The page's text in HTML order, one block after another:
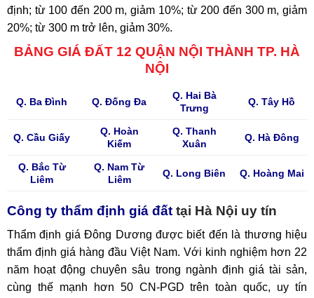
định; từ 100 đến 200 m, giảm 10%; từ 200 đến 300 m, giảm
20%; từ 300 m trở lên, giảm 30%.
BẢNG GIÁ ĐẤT 12 QUẬN NỘI THÀNH TP. HÀ
NỘI
Q. Ba Đình Q. Đống Đa
Q. Hai Bà
Trưng
Q. Tây Hồ
Q. Cầu Giấy
Q. Hoàn
Kiếm
Q. Thanh
Xuân
Q. Hà Đông
Q. Bắc Từ
Liêm
Q. Nam Từ
Liêm
Q. Long Biên Q. Hoàng Mai
Công ty thẩm định giá đấttại Hà Nội uy tín
Thẩm định giá Đông Dương được biết đến là thương hiệu
thẩm định giá hàng đầu Việt Nam. Với kinh nghiệm hơn 22
năm hoạt động chuyên sâu trong ngành định giá tài sản,
cùng thế mạnh hơn 50 CN-PGD trên toàn quốc, uy tín